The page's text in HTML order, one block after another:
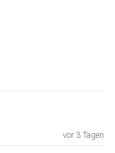
vor 3 Tagen